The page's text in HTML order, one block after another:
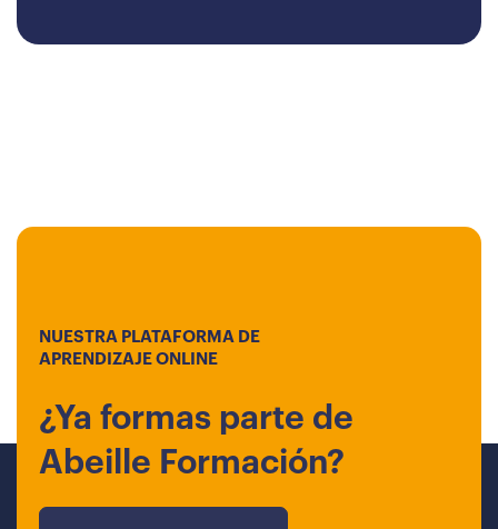
NUESTRA PLATAFORMA DE
APRENDIZAJE ONLINE
¿Ya formas parte de
Abeille Formación?